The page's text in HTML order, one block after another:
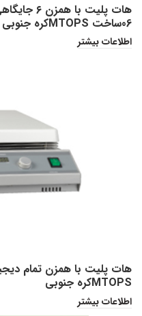
06ساخت MTOPSکره جنوبی
اطلاعات بیشتر
MTOPSکره جنوبی
اطلاعات بیشتر